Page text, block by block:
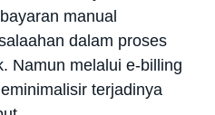
manual
dalam proses
Namun melalui e-billing
terjadinya